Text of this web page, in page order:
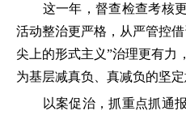
这一年，督查检查考核更
活动整治更严格，从严管控
尖上的形式主义”治理更有力
为基层减真负、真减负的坚定
以案促治，抓重点抓通报